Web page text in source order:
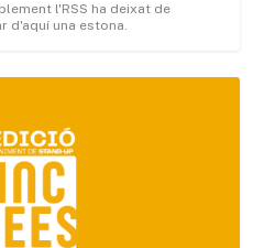
l'RSS ha deixat de
d'aquí una estona.